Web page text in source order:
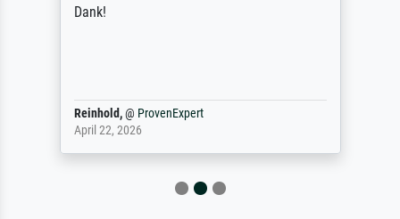
Dank!
Reinhold,@ ProvenExpert
April 22, 2026